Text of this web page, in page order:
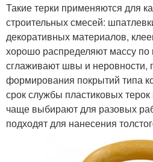
Такие терки применяются для
строительных смесей:
декоративных материалов,
хорошо распределяют массу по
сглаживают швы и неровности,
формирования покрытий типа
срок службы пластиковых
чаще выбирают для разовых
подходят для нанесения